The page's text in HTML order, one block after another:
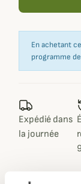
En achetant
programme
Expédié dans
la journée